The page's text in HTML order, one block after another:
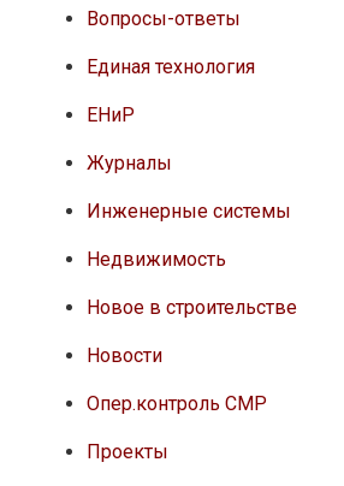
Вопросы-ответы
Единая технология
ЕНиР
Журналы
Инженерные системы
Недвижимость
Новое в строительстве
Новости
Опер.контроль СМР
Проекты